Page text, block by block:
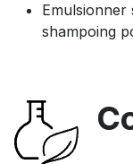
shampoing